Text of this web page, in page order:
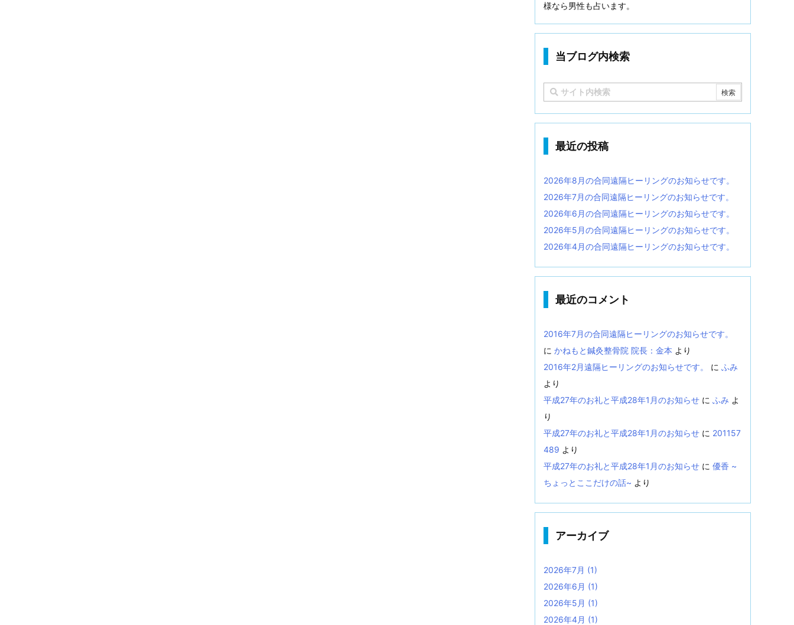
様なら男性も占います。
当ブログ内検索
最近の投稿
2026年8月の合同遠隔ヒーリングのお知らせです。
2026年7月の合同遠隔ヒーリングのお知らせです。
2026年6月の合同遠隔ヒーリングのお知らせです。
2026年5月の合同遠隔ヒーリングのお知らせです。
2026年4月の合同遠隔ヒーリングのお知らせです。
最近のコメント
2016年7月の合同遠隔ヒーリングのお知らせです。
に かねもと鍼灸整骨院 院長：金本 より
2016年2月遠隔ヒーリングのお知らせです。
に ふみ
より
平成27年のお礼と平成28年1月のお知らせ に ふみ よ
り
平成27年のお礼と平成28年1月のお知らせ に 201157
489 より
平成27年のお礼と平成28年1月のお知らせ に 優香 ~
ちょっとここだけの話~ より
アーカイブ
2026年7月 (1)
2026年6月 (1)
2026年5月 (1)
2026年4月 (1)